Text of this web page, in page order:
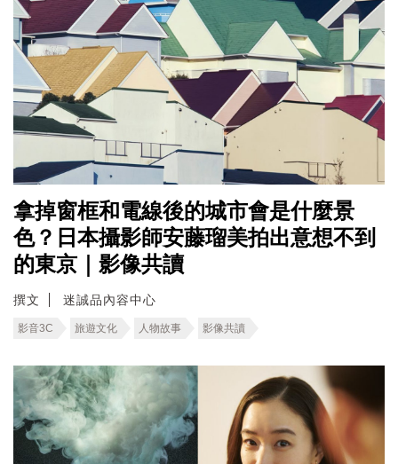
拿掉窗框和電線後的城市會是什麼景
色？日本攝影師安藤瑠美拍出意想不到
的東京｜影像共讀
撰文 迷誠品內容中心
影音3C 旅遊文化 人物故事 影像共讀